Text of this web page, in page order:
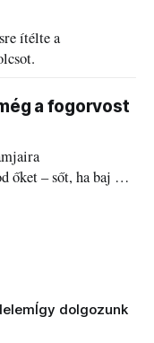
ítélte a
a fogorvost
– sőt, ha baj van
Így dolgozunk